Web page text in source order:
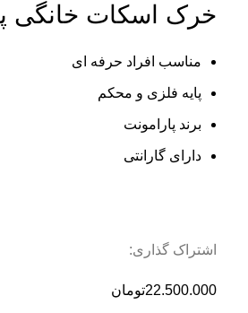
خرک اسکات خانگی
مناسب افراد حرفه ای
پایه فلزی و محکم
برند پارامونت
دارای گارانتی
اشتراک گذاری:
تومان22.500.000